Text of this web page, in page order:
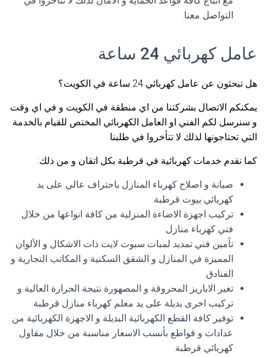
التواصل معنا.
عامل كهربائي 24 ساعة
هل تبحثون عن عامل كهربائي 24 ساعة في الكويت؟
يمكنكم الاتصال بشركتنا من اي منطقة في الكويت و في اي وقت
و سنرسل لكم الفني او العامل الكهربائي المختص للقيام بالخدمة
التي تحتاجونها لذلك لا تتأخروا في طلبنا.
كما نقدم خدمات كهربائية في قرطبة بكل اتقان و من ذلك:
صيانة و اصلاح كهرباء المنازل باحتراف عالي على يد
كهربائي بيوت قرطبة.
تركيب اجهزة الاضاءة المنزلية من كافة انواعها من خلال
فني كهرباء منازل.
تأمين فني تمديد لمبات سبوت لايت ذات الاشكال و الألوان
المميزة في المنازل و الشقق السكنية و المكاتب التجارية و
الفنادق.
تغير الاباريز المحروقة و المصهورة نتيجة الحرارة العالية و
تركيب اخرى بديلة على يد معلم كهرباء منازل قرطبة.
توفير كافة القطع الكهربائية البديلة و الاجهزة الكهربائية من
عدادات و قواطع بأنسب الاسعار مناسبة من خلال مقاول
كهربائي قرطبة.